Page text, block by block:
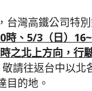
台灣高鐵公司特
時、 5/3 （日）
時之北上方向，行
敬請往返台中以
目的地。